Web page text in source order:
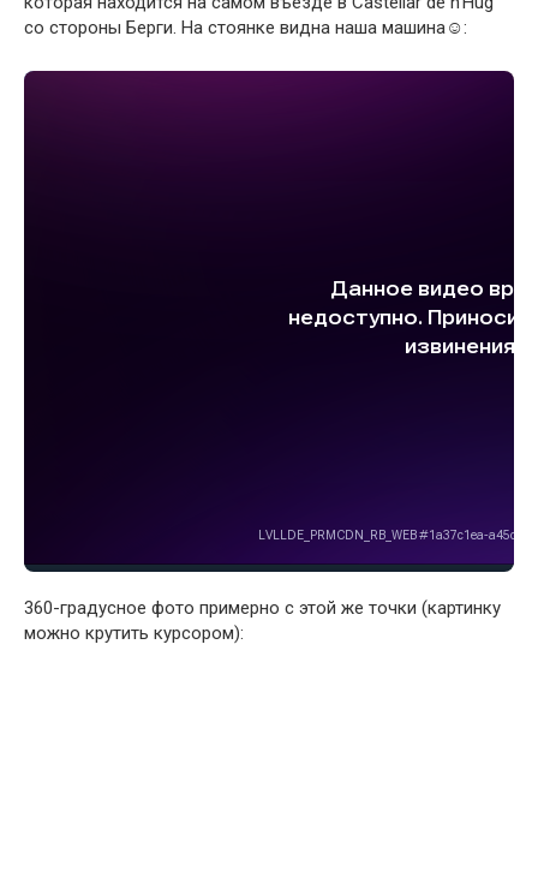
со стороны Берги. На стоянке видна наша машина☺:
360-градусное фото примерно с этой же точки (картинку
можно крутить курсором):